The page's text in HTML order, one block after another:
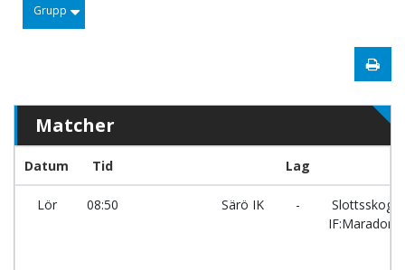
Grupp
Matcher
Datum Tid Lag
Lör 08:50 Särö IK -
IF:Maradona